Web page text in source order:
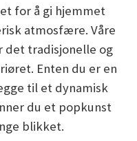
for å gi hjemmet
atmosfære. Våre
tradisjonelle og
Enten du er en
til et dynamisk
du et popkunst
blikket.